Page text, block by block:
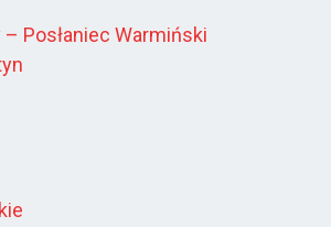
Posłaniec Warmiński